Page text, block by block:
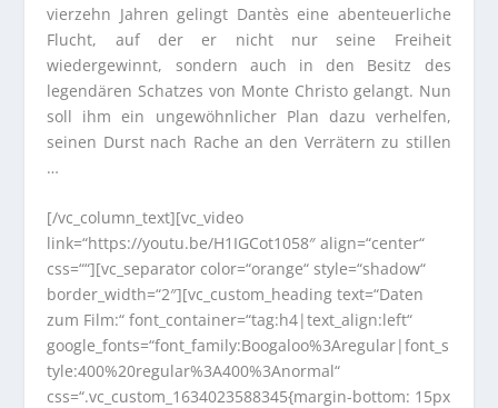
vierzehn Jahren gelingt Dantès eine abenteuerliche
Flucht, auf der er nicht nur seine Freiheit
wiedergewinnt, sondern auch in den Besitz des
legendären Schatzes von Monte Christo gelangt. Nun
soll ihm ein ungewöhnlicher Plan dazu verhelfen,
seinen Durst nach Rache an den Verrätern zu stillen
…
[/vc_column_text][vc_video
link=“https://youtu.be/H1IGCot1058″ align=“center“
css=““][vc_separator color=“orange“ style=“shadow“
border_width=“2″][vc_custom_heading text=“Daten
zum Film:“ font_container=“tag:h4|text_align:left“
google_fonts=“font_family:Boogaloo%3Aregular|font_s
tyle:400%20regular%3A400%3Anormal“
css=“.vc_custom_1634023588345{margin-bottom: 15px